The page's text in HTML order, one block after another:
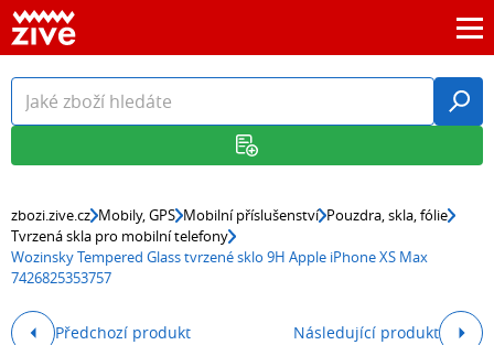
zbozi.zive.cz Mobily, GPS Mobilní příslušenství Pouzdra, skla, fólie
Tvrzená skla pro mobilní telefony
Wozinsky Tempered Glass tvrzené sklo 9H Apple iPhone XS Max
7426825353757
Předchozí produkt Následující produkt